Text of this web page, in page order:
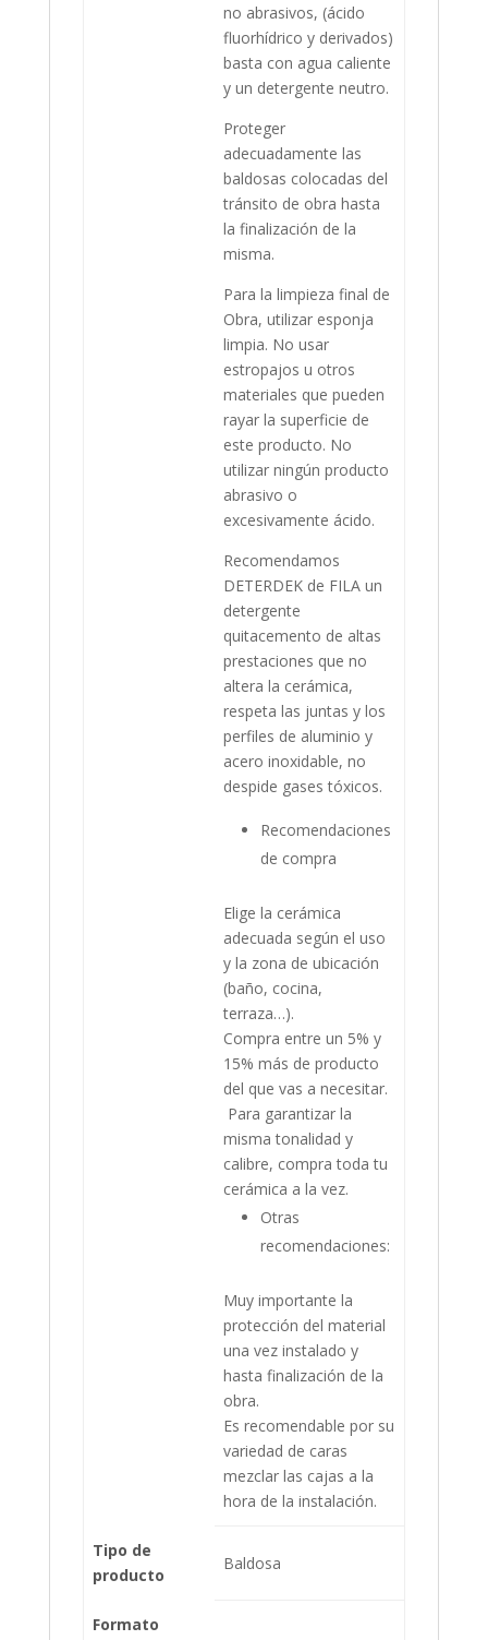
no abrasivos, (ácido
fluorhídrico y derivados)
basta con agua caliente
y un detergente neutro.
Proteger
adecuadamente las
baldosas colocadas del
tránsito de obra hasta
la finalización de la
misma.
Para la limpieza final de
Obra, utilizar esponja
limpia. No usar
estropajos u otros
materiales que pueden
rayar la superficie de
este producto. No
utilizar ningún producto
abrasivo o
excesivamente ácido.
Recomendamos
DETERDEK de FILA un
detergente
quitacemento de altas
prestaciones que no
altera la cerámica,
respeta las juntas y los
perfiles de aluminio y
acero inoxidable, no
despide gases tóxicos.
Recomendaciones
de compra
Elige la cerámica
adecuada según el uso
y la zona de ubicación
(baño, cocina,
terraza…).
Compra entre un 5% y
15% más de producto
del que vas a necesitar.
Para garantizar la
misma tonalidad y
calibre, compra toda tu
cerámica a la vez.
Otras
recomendaciones:
Muy importante la
protección del material
una vez instalado y
hasta finalización de la
obra.
Es recomendable por su
variedad de caras
mezclar las cajas a la
hora de la instalación.
Tipo de
producto
Baldosa
Formato